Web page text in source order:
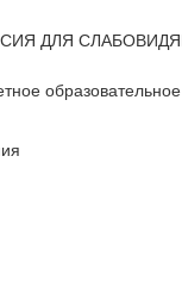
образовательное